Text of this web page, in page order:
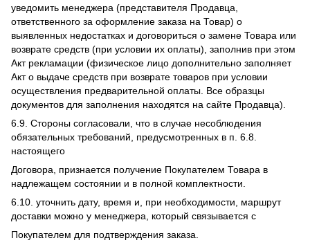
уведомить менеджера (представителя Продавца,
ответственного за оформление заказа на Товар) о
выявленных недостатках и договориться о замене Товара или
возврате средств (при условии их оплаты), заполнив при этом
Акт рекламации (физическое лицо дополнительно заполняет
Акт о выдаче средств при возврате товаров при условии
осуществления предварительной оплаты. Все образцы
документов для заполнения находятся на сайте Продавца).
6.9. Стороны согласовали, что в случае несоблюдения
обязательных требований, предусмотренных в п. 6.8.
настоящего
Договора, признается получение Покупателем Товара в
надлежащем состоянии и в полной комплектности.
6.10. уточнить дату, время и, при необходимости, маршрут
доставки можно у менеджера, который связывается с
Покупателем для подтверждения заказа.